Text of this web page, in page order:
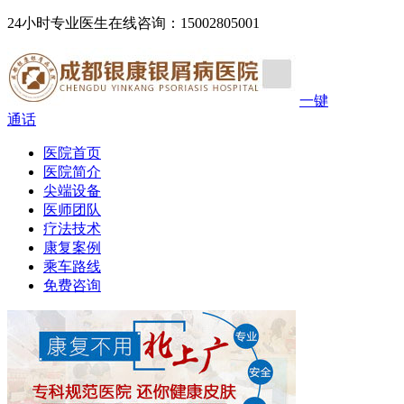
24小时专业医生在线咨询：15002805001
一键
通话
医院首页
医院简介
尖端设备
医师团队
疗法技术
康复案例
乘车路线
免费咨询